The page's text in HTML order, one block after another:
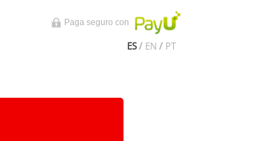
Paga seguro con
ES / EN / PT